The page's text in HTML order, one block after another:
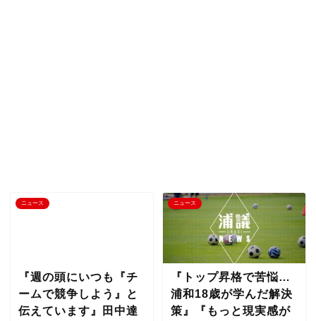
ニュース
『週の頭にいつも『チ
ームで競争しよう』と
伝えています』田中達
ニュース
『トップ昇格で苦悩…
浦和18歳が学んだ解決
策』『もっと現実感が